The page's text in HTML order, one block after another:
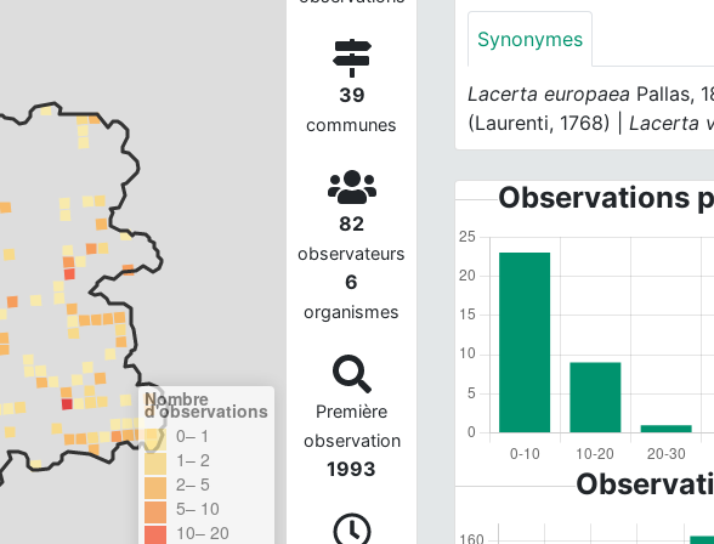
Nombre
d'observations
0– 1
1– 2
2– 5
5– 10
10– 20
39
communes
82
observateurs
6
organismes
Première
observation
1993
Synonymes
Lacerta europaea Pallas,
(Laurenti, 1768) |Lacerta
Observations